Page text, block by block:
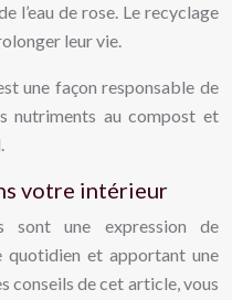
l’eau de rose. Le recyclage
leur vie.
une façon responsable de
nutriments au compost et
votre intérieur
sont une expression de
quotidien et apportant une
conseils de cet article, vous